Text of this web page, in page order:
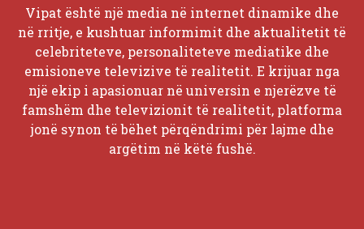
Vipat është një media në internet dinamike dhe
në rritje, e kushtuar informimit dhe aktualitetit të
celebriteteve, personaliteteve mediatike dhe
emisioneve televizive të realitetit. E krijuar nga
një ekip i apasionuar në universin e njerëzve të
famshëm dhe televizionit të realitetit, platforma
jonë synon të bëhet përqëndrimi për lajme dhe
argëtim në këtë fushë.